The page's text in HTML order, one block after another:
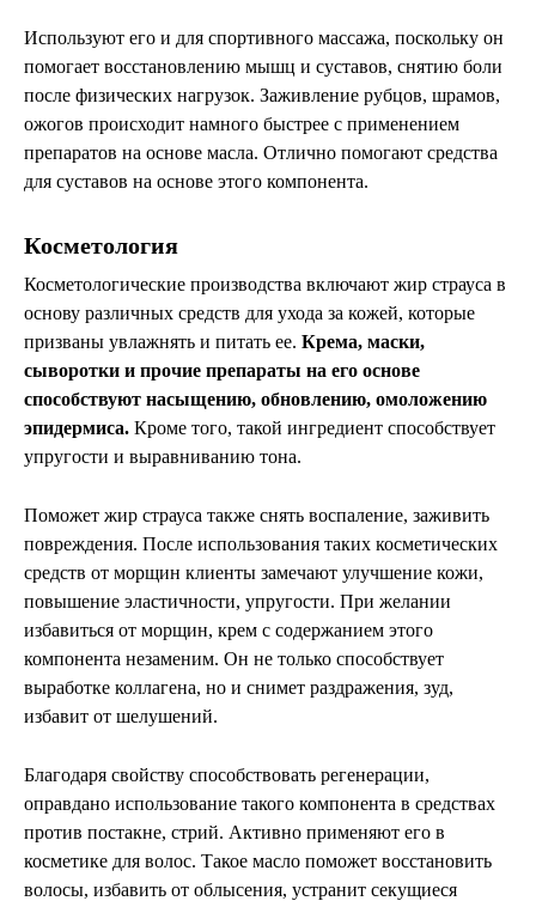
Используют его и для спортивного массажа, поскольку он
помогает восстановлению мышц и суставов, снятию боли
после физических нагрузок. Заживление рубцов, шрамов,
ожогов происходит намного быстрее с применением
препаратов на основе масла. Отлично помогают средства
для суставов на основе этого компонента.
Косметология
Косметологические производства включают жир страуса в
основу различных средств для ухода за кожей, которые
призваны увлажнять и питать ее. Крема, маски,
сыворотки и прочие препараты на его основе
способствуют насыщению, обновлению, омоложению
эпидермиса. Кроме того, такой ингредиент способствует
упругости и выравниванию тона.
Поможет жир страуса также снять воспаление, заживить
повреждения. После использования таких косметических
средств от морщин клиенты замечают улучшение кожи,
повышение эластичности, упругости. При желании
избавиться от морщин, крем с содержанием этого
компонента незаменим. Он не только способствует
выработке коллагена, но и снимет раздражения, зуд,
избавит от шелушений.
Благодаря свойству способствовать регенерации,
оправдано использование такого компонента в средствах
против постакне, стрий. Активно применяют его в
косметике для волос. Такое масло поможет восстановить
волосы, избавить от облысения, устранит секущиеся